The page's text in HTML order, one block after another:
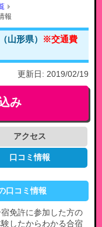
報
山形県）
※交通費
更新日: 2019/02/19
み
アクセス
口コミ情報
口コミ情報
免許に参加した方の
したからわかる合宿